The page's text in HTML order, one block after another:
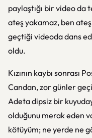
paylaştığı bir video
ateş yakamaz, ben
geçtiği videoda dans
oldu.
Kızının kaybı
Candan, zor günler
Adeta dipsiz bir
olduğunu merak eden
kötüyüm; ne yerde ne